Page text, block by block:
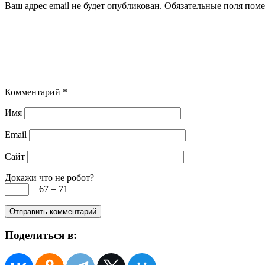
Ваш адрес email не будет опубликован. Обязательные поля
Комментарий *
Имя
Email
Сайт
Докажи что не робот?
+ 67 = 71
Поделиться в: